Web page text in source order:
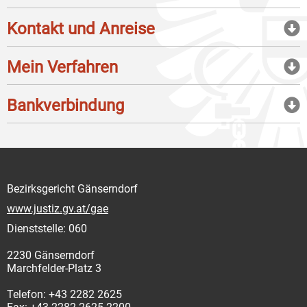
Kontakt und Anreise
Mein Verfahren
Bankverbindung
Bezirksgericht Gänserndorf
www.justiz.gv.at/gae
Dienststelle: 060
2230 Gänserndorf
Marchfelder-Platz 3
Telefon: +43 2282 2625